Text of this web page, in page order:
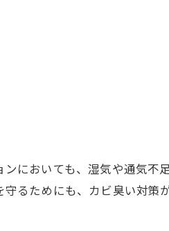
においても、湿気や通気不
るためにも、カビ臭い対策